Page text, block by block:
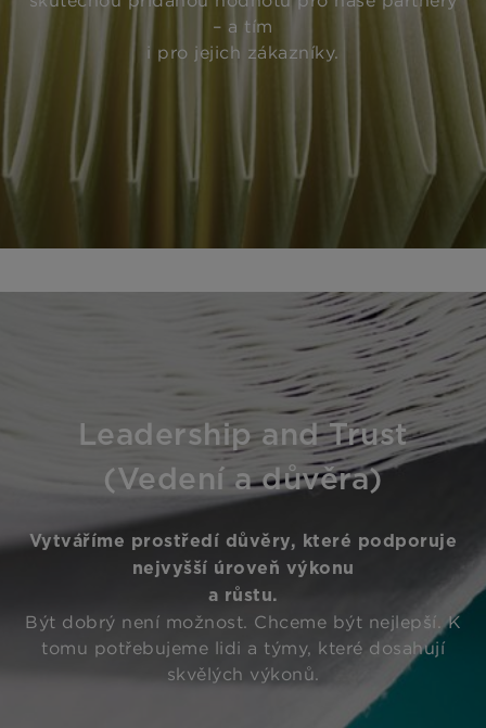
– a tím
i pro jejich zákazníky.
Leadership and Trust
(Vedení a důvěra)
Vytváříme prostředí důvěry, které podporuje
nejvyšší úroveň výkonu
a růstu.
Být dobrý není možnost. Chceme být nejlepší. K
tomu potřebujeme lidi a týmy, které dosahují
skvělých výkonů.